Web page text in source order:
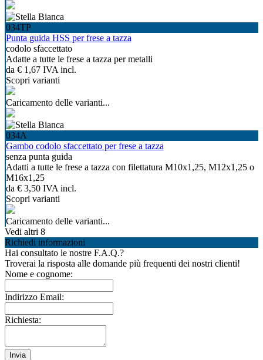
034TP
Punta guida HSS per frese a tazza
codolo sfaccettato
Adatte a tutte le frese a tazza per metalli
da € 1,67 IVA incl.
Scopri varianti
Caricamento delle varianti...
034A
Gambo codolo sfaccettato per frese a tazza
senza punta guida
Adatti a tutte le frese a tazza con filettatura M10x1,25, M12x1,25 o
M16x1,25
da € 3,50 IVA incl.
Scopri varianti
Caricamento delle varianti...
Vedi altri 8
Richiedi informazioni
Hai consultato le nostre F.A.Q.?
Troverai la risposta alle domande più frequenti dei nostri clienti!
Nome e cognome:
Indirizzo Email:
Richiesta:
Invia